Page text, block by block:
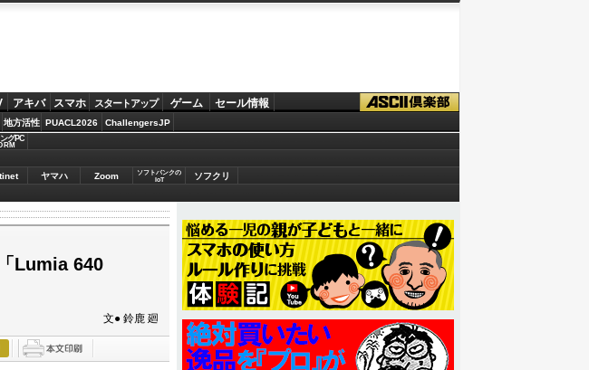
アキバ スマホ スタートアップ ゲーム セール情報
地方活性 PUACL2026 ChallengersJP
グPC
ヤマハ Zoom
ソフトバンクの
IoT
ソフクリ
Lumia 640
文● 鈴鹿 廻